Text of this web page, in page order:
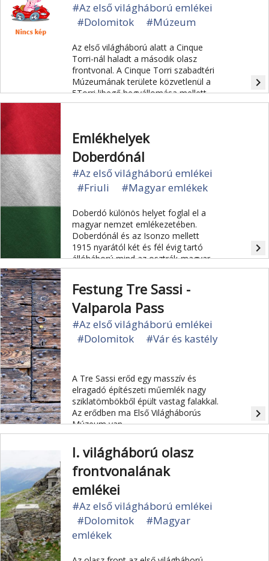
#Az első világháború emlékei
#Dolomitok
#Múzeum
Az első világháború alatt a Cinque
Torri-nál haladt a második olasz
frontvonal. A Cinque Torri szabadtéri
Múzeumának területe közvetlenül a
5Torri libegő hegyállomása mellett
kezdődik és gyerekek által is könnyen
navigate_next
Emlékhelyek
Doberdónál
#Az első világháború emlékei
#Friuli
#Magyar emlékek
Doberdó különös helyet foglal el a
magyar nemzet emlékezetében.
Doberdónál és az Isonzo mellett
1915 nyarától két és fél évig tartó
állóháború mind az osztrák-magyar
hadsereg, mind az olaszok számára
emberveszteséggel járt.
navigate_next
Festung Tre Sassi -
Valparola Pass
#Az első világháború emlékei
#Dolomitok
#Vár és kastély
A Tre Sassi erőd egy masszív és
elragadó építészeti műemlék nagy
sziklatömbökből épült vastag falakkal.
Az erődben ma Első Világháborús
Múzeum van.
navigate_next
I. világháború olasz
frontvonalának
emlékei
#Az első világháború emlékei
#Dolomitok
#Magyar
emlékek